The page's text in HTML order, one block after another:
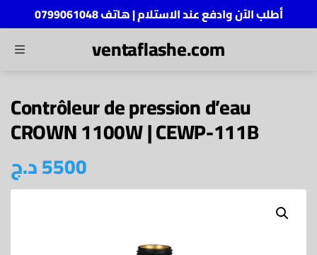
أطلب الآن وادفع عند الاستلام | هاتف 0799061048
MENU ventaflashe.com
Contrôleur de pression d’eau
CROWN 1100W | CEWP-111B
5500د.ج